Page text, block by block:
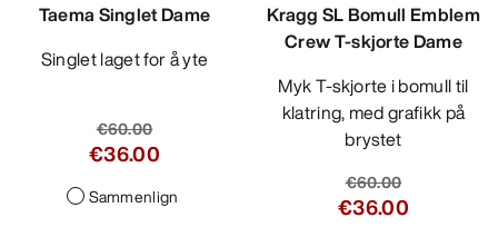
Taema Singlet Dame
Singlet laget for å yte
€60.00
€36.00
Sammenlign
Kragg SL Bomull Emblem
Crew T-skjorte Dame
Myk T-skjorte i bomull til
klatring, med grafikk på
brystet
€60.00
€36.00